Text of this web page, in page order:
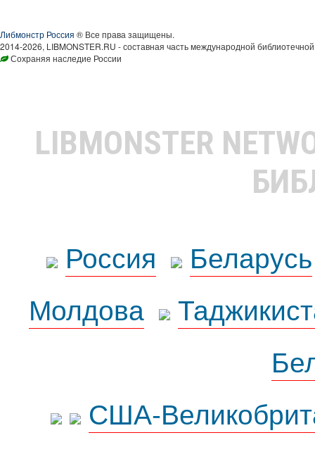
Либмонстр Россия ® Все права защищены.
2014-2026, LIBMONSTER.RU - составная часть международной
Сохраняя наследие России
LIBMONSTER
Россия
Беларусь
Молдова
США-